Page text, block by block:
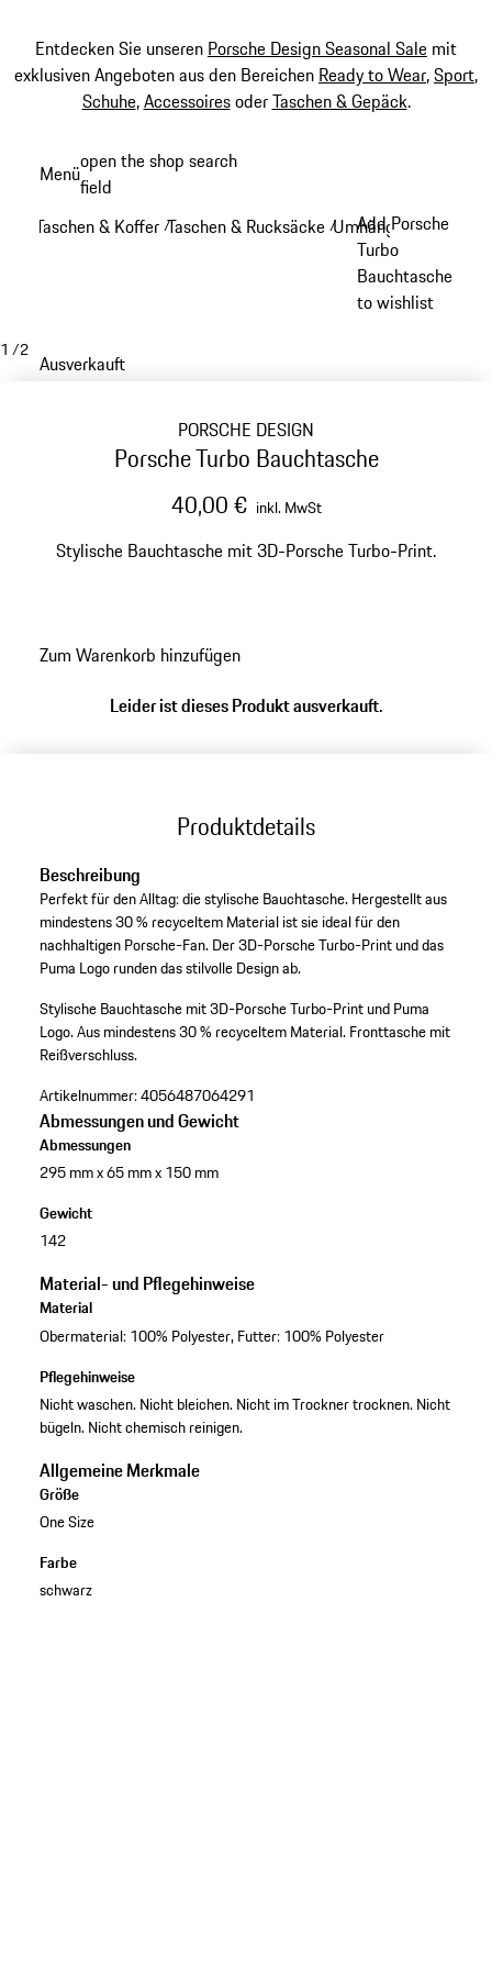
Entdecken Sie unseren Porsche Design Seasonal Sale mit
exklusiven Angeboten aus den Bereichen Ready to Wear,Sport,
Schuhe,AccessoiresoderTaschen & Gepäck.
Hauptinhalt
Menüopen the shop search
field
Taschen & Koffer /Taschen & Rucksäcke /Umhängetaschen
Add Porsche
Turbo
Bauchtasche
to wishlist
1 /2
Ausverkauft
PORSCHE DESIGN
Porsche Turbo Bauchtasche
40,00 € inkl. MwSt
Stylische Bauchtasche mit 3D-Porsche Turbo-Print.
Zum Warenkorb hinzufügen
Leider ist dieses Produkt ausverkauft.
Produktdetails
Beschreibung
Perfekt für den Alltag: die stylische Bauchtasche. Hergestellt aus
mindestens 30 % recyceltem Material ist sie ideal für den
nachhaltigen Porsche-Fan. Der 3D-Porsche Turbo-Print und das
Puma Logo runden das stilvolle Design ab.
Stylische Bauchtasche mit 3D-Porsche Turbo-Print und Puma
Logo.Aus mindestens 30 % recyceltem Material.Fronttasche mit
Reißverschluss.
Artikelnummer:4056487064291
Abmessungen und Gewicht
Abmessungen
295 mm x 65 mm x 150 mm
Gewicht
142
Material- und Pflegehinweise
Material
Obermaterial: 100% Polyester, Futter: 100% Polyester
Pflegehinweise
Nicht waschen. Nicht bleichen. Nicht im Trockner trocknen. Nicht
bügeln. Nicht chemisch reinigen.
Allgemeine Merkmale
Größe
One Size
Farbe
schwarz